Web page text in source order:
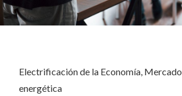
Electrificación de la Economía, Mercado
energética